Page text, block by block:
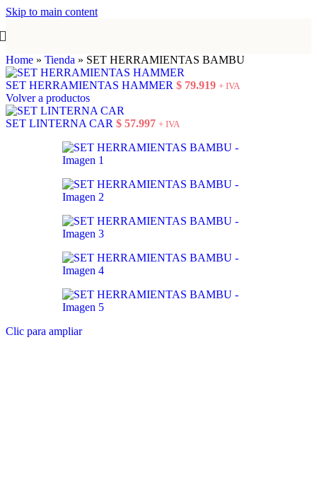
Skip to main content
Home » Tienda » SET HERRAMIENTAS BAMBU
SET HERRAMIENTAS HAMMER $ 79.919 + IVA
Volver a productos
SET LINTERNA CAR $ 57.997 + IVA
Clic para ampliar